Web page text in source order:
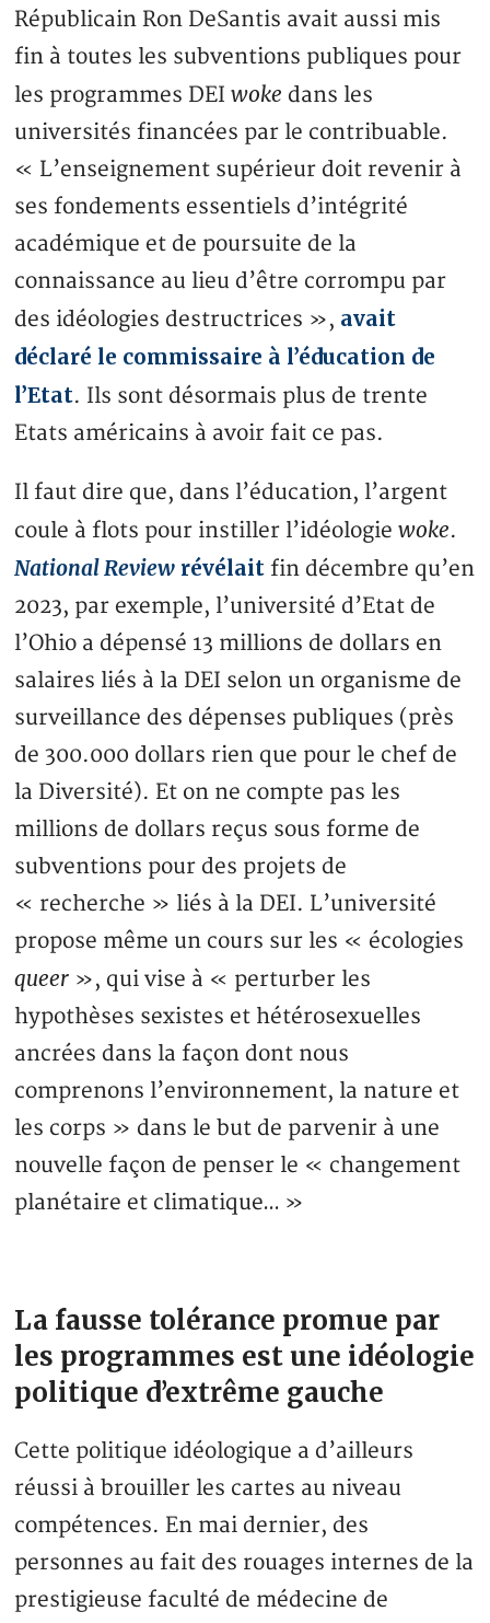
Républicain Ron DeSantis avait aussi mis
fin à toutes les subventions publiques pour
les programmes DEIwoke dans les
universités financées par le contribuable.
« L’enseignement supérieur doit revenir à
ses fondements essentiels d’intégrité
académique et de poursuite de la
connaissance au lieu d’être corrompu par
des idéologies destructrices », avait
déclaré le commissaire à l’éducation de
l’Etat. Ils sont désormais plus de trente
Etats américains à avoir fait ce pas.
Il faut dire que, dans l’éducation, l’argent
coule à flots pour instiller l’idéologiewoke.
National Review révélait fin décembre qu’en
2023, par exemple, l’université d’Etat de
l’Ohio a dépensé 13 millions de dollars en
salaires liés à la DEI selon un organisme de
surveillance des dépenses publiques (près
de 300.000 dollars rien que pour le chef de
la Diversité). Et on ne compte pas les
millions de dollars reçus sous forme de
subventions pour des projets de
« recherche » liés à la DEI. L’université
propose même un cours sur les « écologies
queer », qui vise à « perturber les
hypothèses sexistes et hétérosexuelles
ancrées dans la façon dont nous
comprenons l’environnement, la nature et
les corps » dans le but de parvenir à une
nouvelle façon de penser le « changement
planétaire et climatique… »
La fausse tolérance promue par
les programmes est une idéologie
politique d’extrême gauche
Cette politique idéologique a d’ailleurs
réussi à brouiller les cartes au niveau
compétences. En mai dernier, des
personnes au fait des rouages internes de la
prestigieuse faculté de médecine de